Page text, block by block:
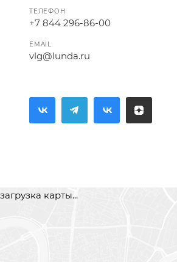
ТЕЛЕФОН
+7 844 296-86-00
EMAIL
vlg@lunda.ru
загрузка карты...